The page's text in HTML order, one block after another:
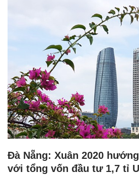
Đà Nẵng: Xuân 2020
với tổng vốn đầu tư 1,7 tỉ